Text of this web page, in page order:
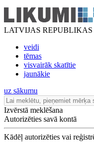
LATVIJAS
veidi
tēmas
visvairāk skatītie
jaunākie
uz sākumu
Izvērstā meklēšana
Autorizēties savā kontā
Kādēļ autorizēties vai